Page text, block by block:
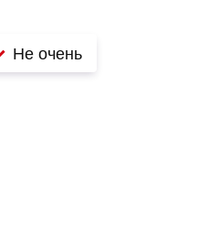
Не очень